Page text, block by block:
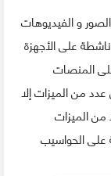
و الفيديوهات
على الأجهزة
المنصات
من الميزات إلا
من الميزات
الحواسيب